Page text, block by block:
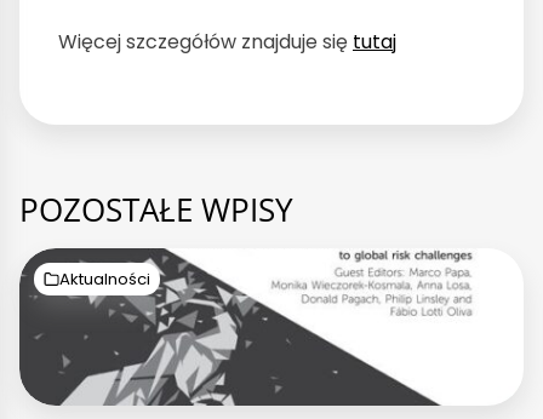
Więcej szczegółów znajduje się tutaj
POZOSTAŁE WPISY
Aktualności